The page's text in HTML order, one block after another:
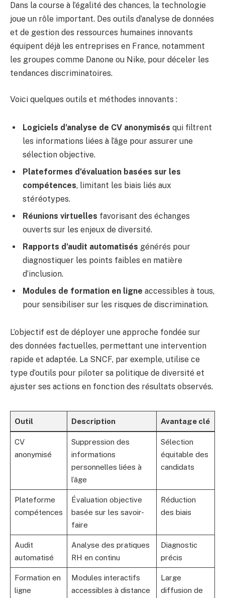
Dans la course à l’égalité des chances, la technologie
joue un rôle important. Des outils d’analyse de données
et de gestion des ressources humaines innovants
équipent déjà les entreprises en France, notamment
les groupes comme Danone ou Nike, pour déceler les
tendances discriminatoires.
Voici quelques outils et méthodes innovants :
Logiciels d’analyse de CV anonymisés qui filtrent
les informations liées à l’âge pour assurer une
sélection objective.
Plateformes d’évaluation basées sur les
compétences, limitant les biais liés aux
stéréotypes.
Réunions virtuelles favorisant des échanges
ouverts sur les enjeux de diversité.
Rapports d’audit automatisés générés pour
diagnostiquer les points faibles en matière
d’inclusion.
Modules de formation en ligne accessibles à tous,
pour sensibiliser sur les risques de discrimination.
L’objectif est de déployer une approche fondée sur
des données factuelles, permettant une intervention
rapide et adaptée. La SNCF, par exemple, utilise ce
type d’outils pour piloter sa politique de diversité et
ajuster ses actions en fonction des résultats observés.
Outil Description Avantage clé
CV
anonymisé
Suppression des
informations
personnelles liées à
l’âge
Sélection
équitable des
candidats
Plateforme
compétences
Évaluation objective
basée sur les savoir-
faire
Réduction
des biais
Audit
automatisé
Analyse des pratiques
RH en continu
Diagnostic
précis
Formation en
ligne
Modules interactifs
accessibles à distance
Large
diffusion de